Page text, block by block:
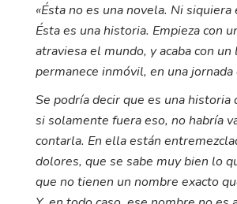
«Ésta no es una novela. Ni siquiera
Ésta es una historia. Empieza con
atraviesa el mundo, y acaba con un
permanece inmóvil, en una
Se podría decir que es una historia
si solamente fuera eso, no habría
contarla. En ella están
dolores, que se sabe muy bien lo
que no tienen un nombre exacto